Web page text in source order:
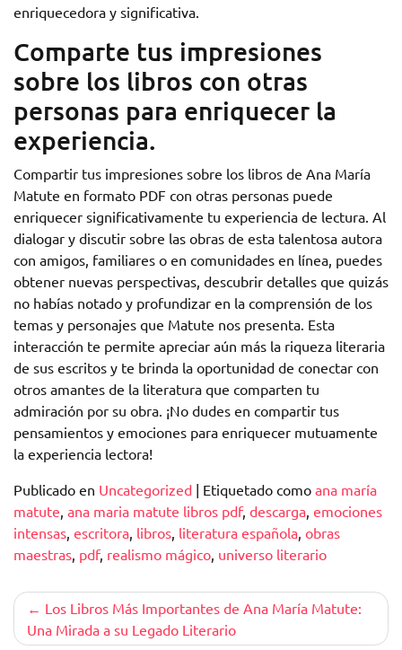
enriquecedora y significativa.
Comparte tus impresiones
sobre los libros con otras
personas para enriquecer la
experiencia.
Compartir tus impresiones sobre los libros de Ana María
Matute en formato PDF con otras personas puede
enriquecer significativamente tu experiencia de lectura. Al
dialogar y discutir sobre las obras de esta talentosa autora
con amigos, familiares o en comunidades en línea, puedes
obtener nuevas perspectivas, descubrir detalles que quizás
no habías notado y profundizar en la comprensión de los
temas y personajes que Matute nos presenta. Esta
interacción te permite apreciar aún más la riqueza literaria
de sus escritos y te brinda la oportunidad de conectar con
otros amantes de la literatura que comparten tu
admiración por su obra. ¡No dudes en compartir tus
pensamientos y emociones para enriquecer mutuamente
la experiencia lectora!
Publicado en Uncategorized | Etiquetado como ana maría
matute, ana maria matute libros pdf, descarga, emociones
intensas, escritora, libros, literatura española, obras
maestras, pdf, realismo mágico, universo literario
Navegación
de
Los Libros Más Importantes de Ana María Matute:
Una Mirada a su Legado Literario